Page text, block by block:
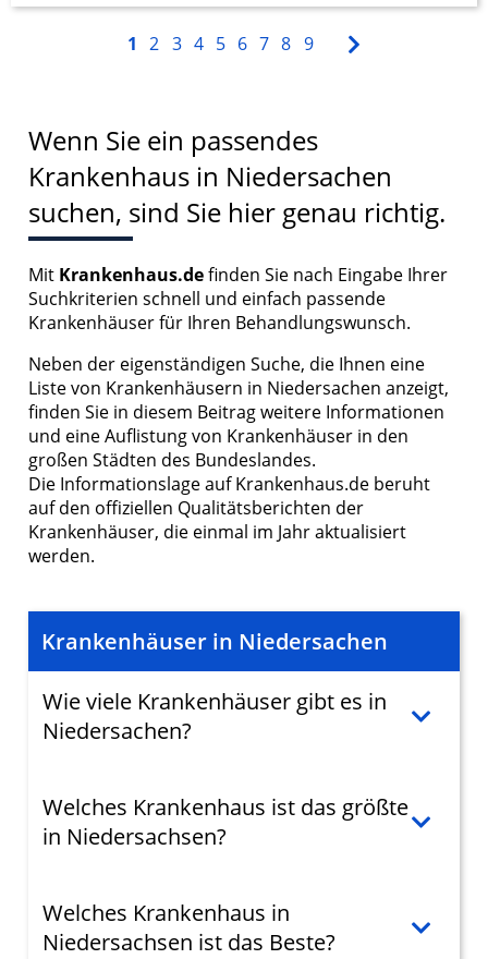
1 2 3 4 5 6 7 8 9
Wenn Sie ein passendes
Krankenhaus in Niedersachen
suchen, sind Sie hier genau richtig.
Mit Krankenhaus.definden Sie nach Eingabe Ihrer
Suchkriterien schnell und einfach passende
Krankenhäuser für Ihren Behandlungswunsch.
Neben der eigenständigen Suche, die Ihnen eine
Liste von Krankenhäusern in Niedersachen anzeigt,
finden Sie in diesem Beitrag weitere Informationen
und eine Auflistung von Krankenhäuser in den
großen Städten des Bundeslandes.
Die Informationslage auf Krankenhaus.de beruht
auf den offiziellen Qualitätsberichten der
Krankenhäuser, die einmal im Jahr aktualisiert
werden.
Krankenhäuser in Niedersachen
Wie viele Krankenhäuser gibt es in
Niedersachen?
Welches Krankenhaus ist das größte
in Niedersachsen?
Welches Krankenhaus in
Niedersachsen ist das Beste?